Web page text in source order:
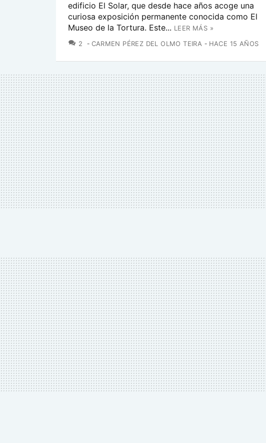
edificio El Solar, que desde hace años acoge una
curiosa exposición permanente conocida como El
Museo de la Tortura. Este... LEER MÁS »
2
COMENTARIOS
CARMEN PÉREZ DEL OLMO TEIRA HACE 15 AÑOS